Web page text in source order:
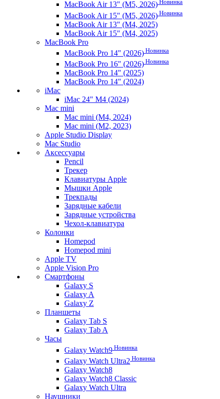
MacBook Air 13" (M5, 2026) Новинка
MacBook Air 15" (M5, 2026) Новинка
MacBook Air 13" (M4, 2025)
MacBook Air 15" (M4, 2025)
MacBook Pro
MacBook Pro 14" (2026) Новинка
MacBook Pro 16" (2026) Новинка
MacBook Pro 14" (2025)
MacBook Pro 14" (2024)
iMac
iMac 24" M4 (2024)
Mac mini
Mac mini (M4, 2024)
Mac mini (M2, 2023)
Apple Studio Display
Mac Studio
Аксессуары
Pencil
Трекер
Клавиатуры Apple
Мышки Apple
Трекпады
Зарядные кабели
Зарядные устройства
Чехол-клавиатура
Колонки
Homepod
Homepod mini
Apple TV
Apple Vision Pro
Смартфоны
Galaxy S
Galaxy A
Galaxy Z
Планшеты
Galaxy Tab S
Galaxy Tab A
Часы
Galaxy Watch9 Новинка
Galaxy Watch Ultra2 Новинка
Galaxy Watch8
Galaxy Watch8 Classic
Galaxy Watch Ultra
Наушники